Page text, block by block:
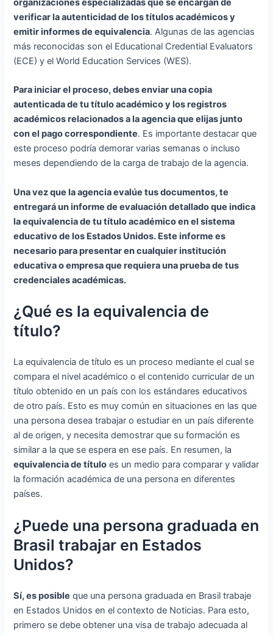
organizaciones especializadas que se encargan de
verificar la autenticidad de los títulos académicos y
emitir informes de equivalencia. Algunas de las agencias
más reconocidas son el Educational Credential Evaluators
(ECE) y el World Education Services (WES).
Para iniciar el proceso, debes enviar una copia
autenticada de tu título académico y los registros
académicos relacionados a la agencia que elijas junto
con el pago correspondiente. Es importante destacar que
este proceso podría demorar varias semanas o incluso
meses dependiendo de la carga de trabajo de la agencia.
Una vez que la agencia evalúe tus documentos, te
entregará un informe de evaluación detallado que indica
la equivalencia de tu título académico en el sistema
educativo de los Estados Unidos. Este informe es
necesario para presentar en cualquier institución
educativa o empresa que requiera una prueba de tus
credenciales académicas.
¿Qué es la equivalencia de
título?
La equivalencia de título es un proceso mediante el cual se
compara el nivel académico o el contenido curricular de un
título obtenido en un país con los estándares educativos
de otro país. Esto es muy común en situaciones en las que
una persona desea trabajar o estudiar en un país diferente
al de origen, y necesita demostrar que su formación es
similar a la que se espera en ese país. En resumen, la
equivalencia de título es un medio para comparar y validar
la formación académica de una persona en diferentes
países.
¿Puede una persona graduada en
Brasil trabajar en Estados
Unidos?
Sí, es posible que una persona graduada en Brasil trabaje
en Estados Unidos en el contexto de Noticias. Para esto,
primero se debe obtener una visa de trabajo adecuada al